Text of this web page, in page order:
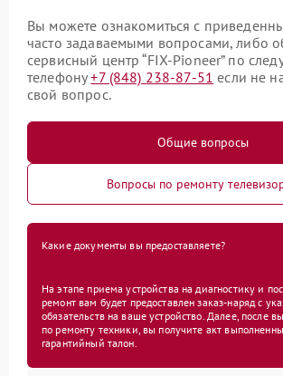
Вы можете ознакомиться с
часто задаваемыми вопросами, либо
сервисный центр “FIX-Pioneer” по
телефону+7 (848) 238-87-51 если не
свой вопрос.
Общие вопросы
Вопросы по ремонту
Какие документы вы предоставляете?
На этапе приема устройства на диагностику и
ремонт вам будет предоставлен заказ-наряд с
обязательств на ваше устройство. Далее, после
по ремонту техники, вы получите акт
гарантийный талон.